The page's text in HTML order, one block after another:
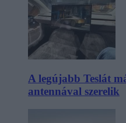
A legújabb Teslát
antennával szerelik